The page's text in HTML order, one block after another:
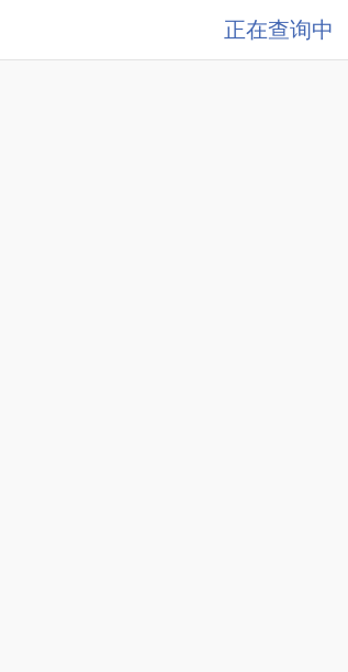
正在查询中